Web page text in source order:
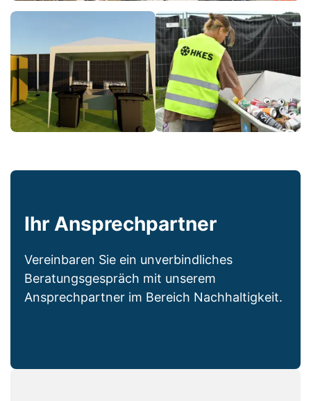
Ihr Ansprechpartner
Vereinbaren Sie ein unverbindliches
Beratungsgespräch mit unserem
Ansprechpartner im Bereich Nachhaltigkeit.